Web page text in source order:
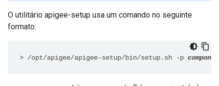
O utilitário apigee-setup usa um comando no seguinte
formato:
> /opt/apigee/apigee-setup/bin/setup.sh -p